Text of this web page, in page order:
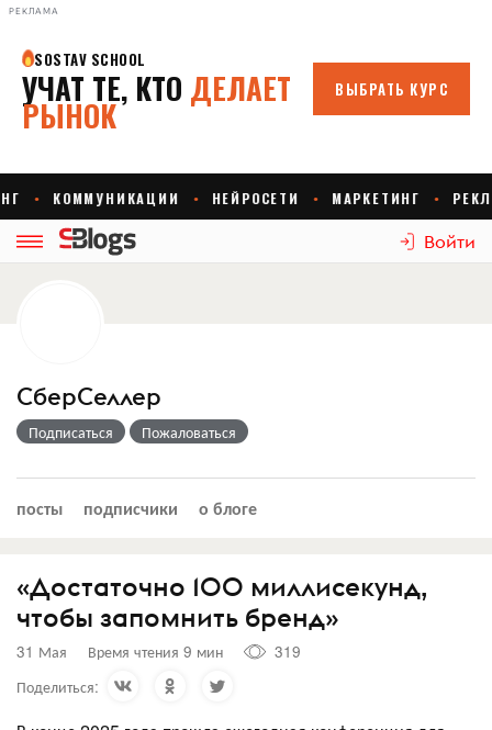
РЕКЛАМА
Войти
СберСеллер
Подписаться Пожаловаться
посты подписчики о блоге
«Достаточно 100 миллисекунд,
чтобы запомнить бренд»
31 Мая Время чтения 9 мин
319
Поделиться: